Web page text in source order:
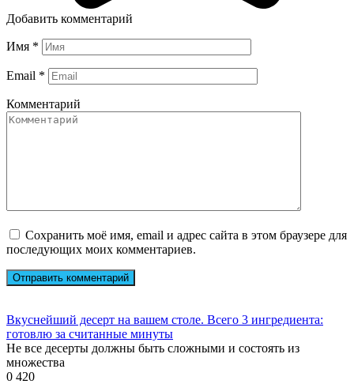
Добавить комментарий
Имя *
Email *
Комментарий
Сохранить моё имя, email и адрес сайта в этом браузере для
последующих моих комментариев.
Вкуснейший десерт на вашем столе. Всего 3 ингредиента:
готовлю за считанные минуты
Не все десерты должны быть сложными и состоять из
множества
0 420